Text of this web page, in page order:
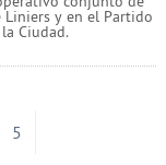
y en el Partido
Ciudad.
5